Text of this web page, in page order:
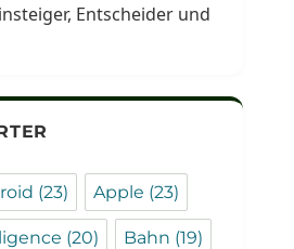
Entscheider und
(23) Apple (23)
(20) Bahn (19)